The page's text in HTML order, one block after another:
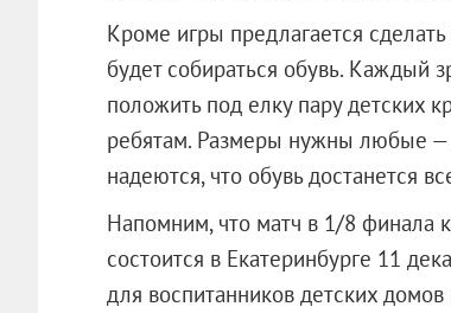
Кроме игры предлагается
будет собираться обувь. Каждый
положить под елку пару детских
ребятам. Размеры нужны любые —
надеются, что обувь достанется
Напомним, что матч в 1/8 финала
состоится в Екатеринбурге 11
для воспитанников детских